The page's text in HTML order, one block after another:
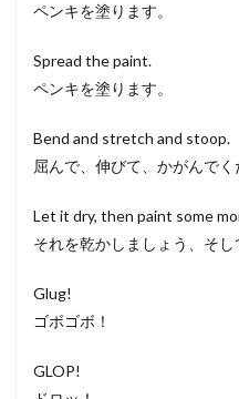
ペンキを塗ります。
Spread the paint.
ペンキを塗ります。
Bend and stretch and stoop.
屈んで、伸びて、かがんでく
Let it dry, then paint some
それを乾かしましょう、そし
Glug!
ゴボゴボ！
GLOP!